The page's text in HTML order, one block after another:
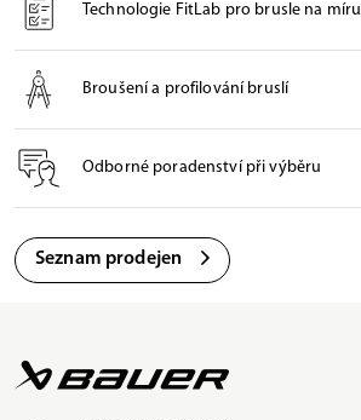
Technologie FitLab pro brusle na míru
Broušení a profilování bruslí
Odborné poradenství při výběru
Seznam prodejen